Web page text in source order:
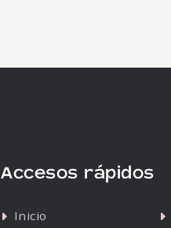
Accesos rápidos
Inicio